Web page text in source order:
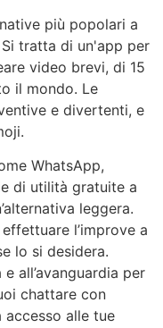
più popolari a
tratta di un'app per
video brevi, di 15
il mondo. Le
e divertenti, e
WhatsApp,
di utilità gratuite a
leggera.
l’improve a
lo si desidera.
all’avanguardia per
chattare con
accesso alle tue